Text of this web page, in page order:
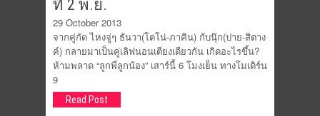
ที่ 2 พ.ย.
29 October 2013
จากคู่กัด ไหงจู่ๆ ธันวา(โตโน่-ภาคิน) กับนุ๊ก(ปาย-สิตาง
ค์) กลายมาเป็นคู่เลิฟนอนเตียงเดียวกัน เกิดอะไรขึ้น?
ห้ามพลาด “ลูกพี่ลูกน้อง” เสาร์นี้ 6 โมงเย็น ทางโมเดิร์น
9
Read Post